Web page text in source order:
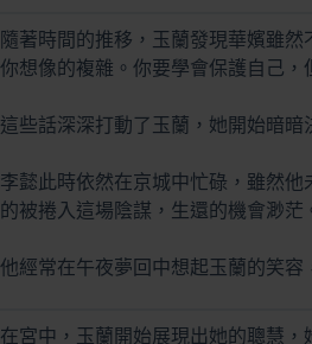
隨著時間的推移，玉蘭發現華嬪雖
你想像的複雜。你要學會保護自己，
這些話深深打動了玉蘭，她開始暗
李懿此時依然在京城中忙碌，雖然
的被捲入這場陰謀，生還的機會渺茫
他經常在午夜夢回中想起玉蘭的笑
在宮中，玉蘭開始展現出她的聰慧